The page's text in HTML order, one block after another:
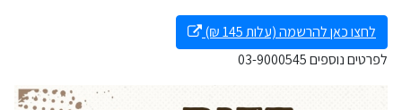
לחצו כאן להרשמה (עלות 145 ₪)
לפרטים נוספים 03-9000545